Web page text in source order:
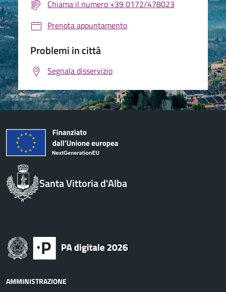
Chiama il numero +39 0172/478023
Prenota appuntamento
Problemi in città
Segnala disservizio
Santa Vittoria d'Alba
AMMINISTRAZIONE